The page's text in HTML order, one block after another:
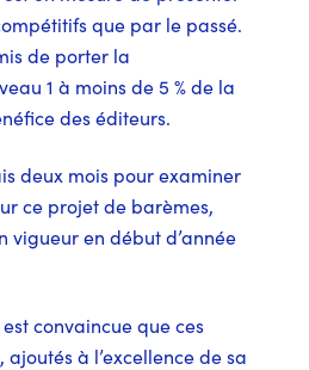
que par le passé.
de porter la
1 à moins de 5 % de la
des éditeurs.
deux mois pour examiner
ce projet de barèmes,
vigueur en début d’année
convaincue que ces
à l’excellence de sa